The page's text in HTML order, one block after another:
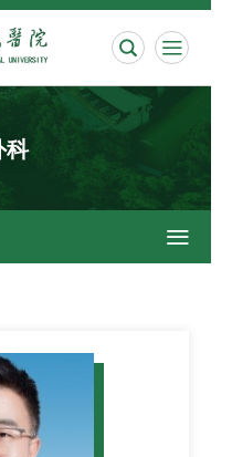
 
科
